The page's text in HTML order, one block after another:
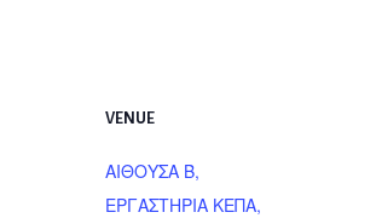
VENUE
AIΘΟΥΣΑ Β,
ΕΡΓΑΣΤΗΡΙΑ ΚΕΠΑ,